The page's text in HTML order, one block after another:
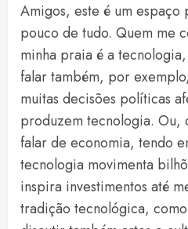
Amigos, este é um espaço
pouco de tudo. Quem me
minha praia é a
falar também, por
muitas decisões políticas
produzem tecnologia. Ou,
falar de economia, tendo
tecnologia movimenta
inspira investimentos até
tradição tecnológica,